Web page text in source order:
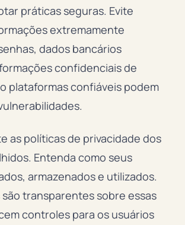
práticas seguras. Evite
extremamente
dados bancários
confidenciais de
plataformas confiáveis podem
as políticas de privacidade dos
Entenda como seus
armazenados e utilizados.
são transparentes sobre essas
controles para os usuários